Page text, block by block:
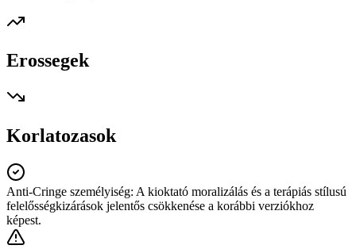
Erossegek
Korlatozasok
Anti-Cringe személyiség: A kioktató moralizálás és a terápiás stílusú
felelősségkizárások jelentős csökkenése a korábbi verziókhoz
képest.